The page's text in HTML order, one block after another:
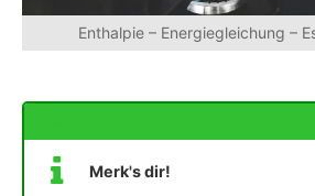
Enthalpie – Energiegleichung –
Merk's dir!